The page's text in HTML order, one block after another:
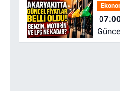
07:00
Oldu!